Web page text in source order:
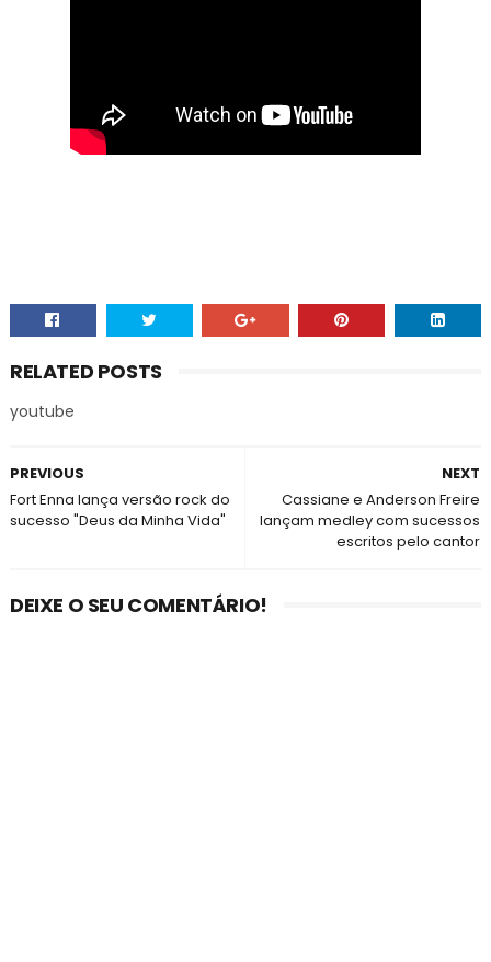
RELATED POSTS
youtube
NEXT
Cassiane e Anderson Freire
lançam medley com sucessos
escritos pelo cantor
PREVIOUS
Fort Enna lança versão rock do
sucesso "Deus da Minha Vida"
DEIXE O SEU COMENTÁRIO!